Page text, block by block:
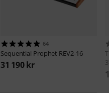
64
Sequential Prophet REV2-16
31 190 kr